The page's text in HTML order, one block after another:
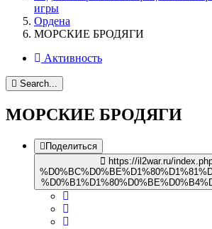
игры
Ордена
МОРСКИЕ БРОДЯГИ
Активность
Search...
МОРСКИЕ БРОДЯГИ
Поделиться
https://il2war.ru/